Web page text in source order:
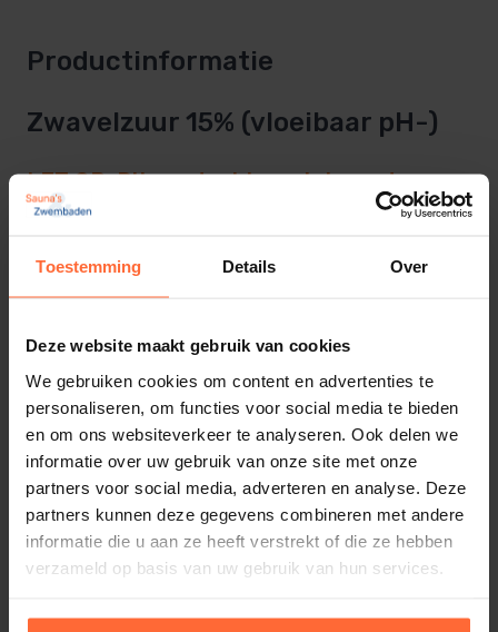
Toestemming Details Over
Deze website maakt gebruik van cookies
We gebruiken cookies om content en advertenties te
personaliseren, om functies voor social media te bieden
en om ons websiteverkeer te analyseren. Ook delen we
informatie over uw gebruik van onze site met onze
partners voor social media, adverteren en analyse. Deze
partners kunnen deze gegevens combineren met andere
informatie die u aan ze heeft verstrekt of die ze hebben
verzameld op basis van uw gebruik van hun services.
Productinformatie
Zwavelzuur 15% (vloeibaar pH-)
LET OP: Dit product kan niet worden
verzonden. Kan uiteraard wel afgehaald
Zwavelzuur 15% oplossing, om uw pH waarde van het
doseersystemen.
Zwavelzuur of pH minus is een
effectieve en goedkoopste manier om de pH waarde
van het zwembad te verlagen.
Lege kannen van dezelfde leverancier nemen wij
Lees meer
Technische specificaties
Product
SW-1110808